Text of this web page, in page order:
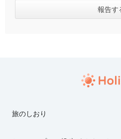
旅のしおり